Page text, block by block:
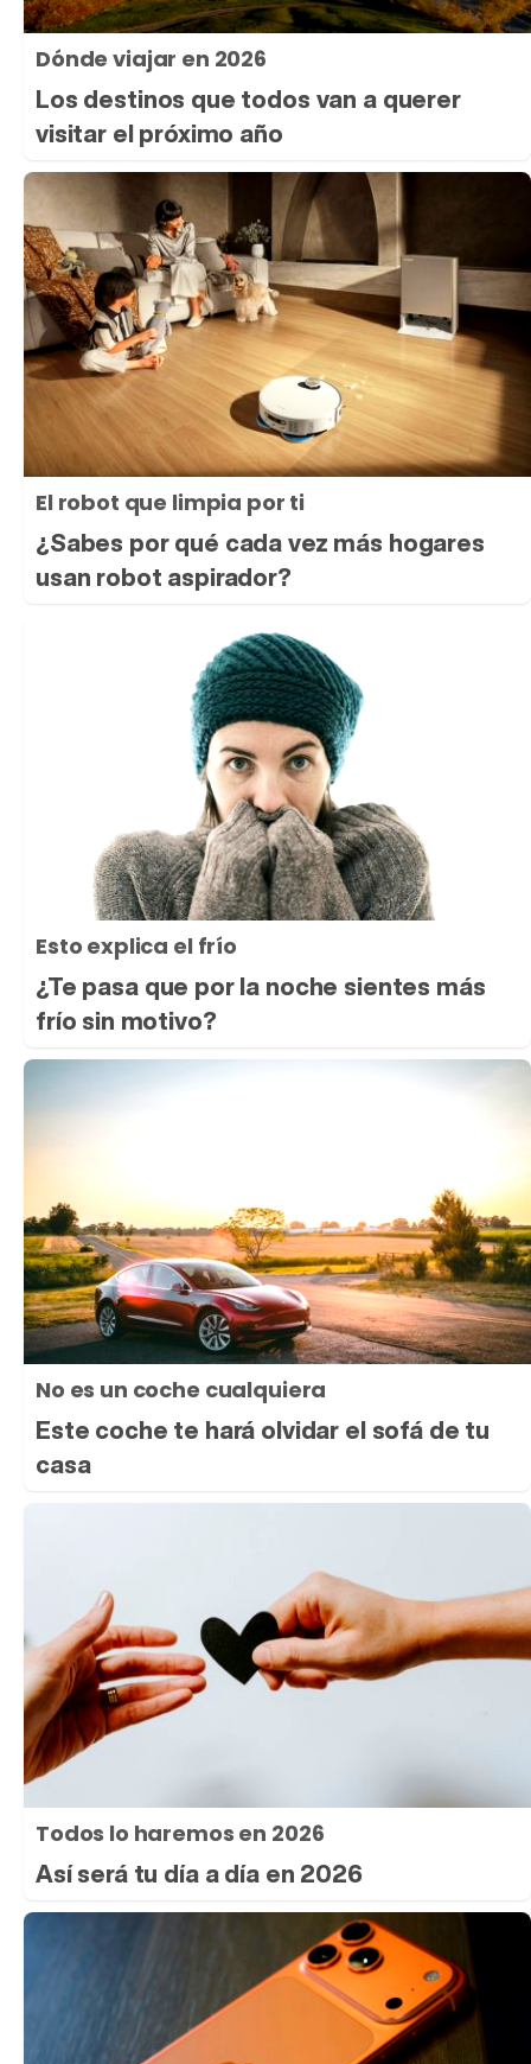
Dónde viajar en 2026
Los destinos que todos van a querer
visitar el próximo año
El robot que limpia por ti
¿Sabes por qué cada vez más hogares
usan robot aspirador?
Esto explica el frío
¿Te pasa que por la noche sientes más
frío sin motivo?
No es un coche cualquiera
Este coche te hará olvidar el sofá de tu
casa
Todos lo haremos en 2026
Así será tu día a día en 2026